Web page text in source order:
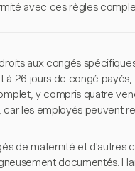
avec ces règles
aux congés
26 jours de congé
y compris quatre
les employés peuvent
de maternité et d'autres
documentés.